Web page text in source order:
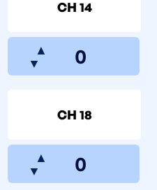
CH 14
▲
▼
CH 18
▲
▼